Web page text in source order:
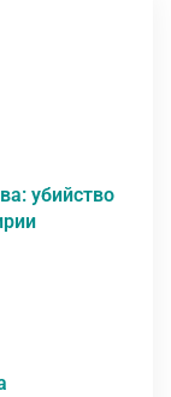
убийство